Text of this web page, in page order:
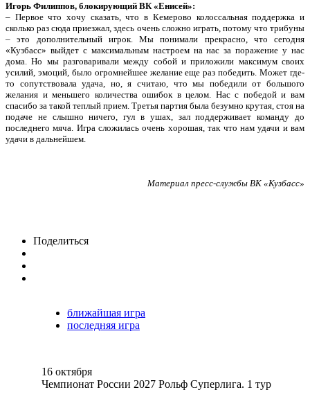
Игорь Филиппов, блокирующий ВК «Енисей»:
– Первое что хочу сказать, что в Кемерово колоссальная поддержка и
сколько раз сюда приезжал, здесь очень сложно играть, потому что трибуны
– это дополнительный игрок. Мы понимали прекрасно, что сегодня
«Кузбасс» выйдет с максимальным настроем на нас за поражение у нас
дома. Но мы разговаривали между собой и приложили максимум своих
усилий, эмоций, было огромнейшее желание еще раз победить. Может где-
то сопутствовала удача, но, я считаю, что мы победили от большого
желания и меньшего количества ошибок в целом. Нас с победой и вам
спасибо за такой теплый прием. Третья партия была безумно крутая, стоя на
подаче не слышно ничего, гул в ушах, зал поддерживает команду до
последнего мяча. Игра сложилась очень хорошая, так что нам удачи и вам
удачи в дальнейшем.
Материал пресс-службы ВК «Кузбасс»
Поделиться
ближайшая игра
последняя игра
16 октября
Чемпионат России 2027 Рольф Суперлига. 1 тур